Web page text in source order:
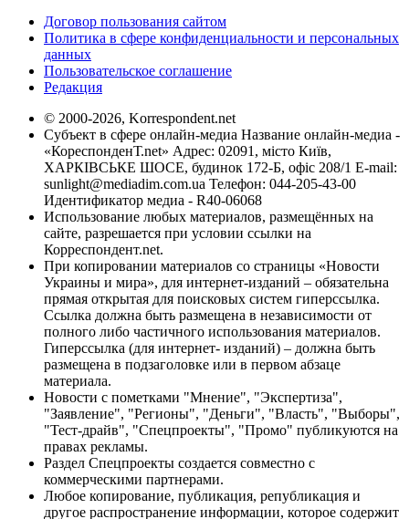
Договор пользования сайтом
Политика в сфере конфиденциальности и персональных
данных
Пользовательское соглашение
Редакция
© 2000-2026, Korrespondent.net
Субъект в сфере онлайн-медиа Название онлайн-медиа -
«КореспонденТ.net» Адрес: 02091, місто Київ,
ХАРКІВСЬКЕ ШОСЕ, будинок 172-Б, офіс 208/1 E-mail:
sunlight@mediadim.com.ua Телефон: 044-205-43-00
Идентификатор медиа - R40-06068
Использование любых материалов, размещённых на
сайте, разрешается при условии ссылки на
Корреспондент.net.
При копировании материалов со страницы «Новости
Украины и мира», для интернет-изданий – обязательна
прямая открытая для поисковых систем гиперссылка.
Ссылка должна быть размещена в независимости от
полного либо частичного использования материалов.
Гиперссылка (для интернет- изданий) – должна быть
размещена в подзаголовке или в первом абзаце
материала.
Новости с пометками "Мнение", "Экспертиза",
"Заявление", "Регионы", "Деньги", "Власть", "Выборы",
"Тест-драйв", "Спецпроекты", "Промо" публикуются на
правах рекламы.
Раздел Спецпроекты создается совместно с
коммерческими партнерами.
Любое копирование, публикация, републикация и
другое распространение информации, которое содержит